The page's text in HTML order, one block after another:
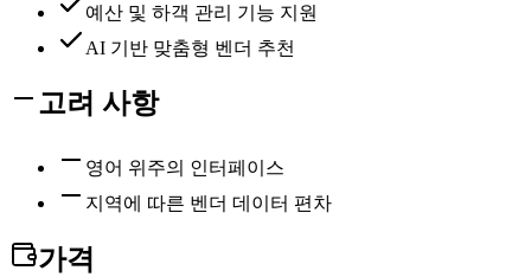
예산 및 하객 관리 기능 지원
AI 기반 맞춤형 벤더 추천
고려 사항
영어 위주의 인터페이스
지역에 따른 벤더 데이터 편차
가격